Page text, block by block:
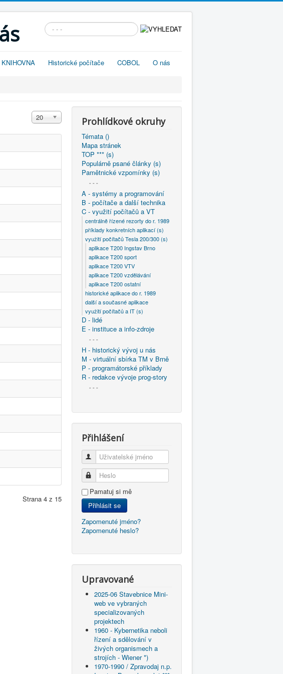
Vyhledávání...
KNIHOVNA Historické počítače COBOL O nás
Zobrazit
20
Strana 4 z 15
Prohlídkové okruhy
Témata ()
Mapa stránek
TOP *** (s)
Populárně psané články (s)
Pamětnické vzpomínky (s)
- - -
A - systémy a programování
B - počítače a další technika
C - využití počítačů a VT
centrálně řízené rezorty do r. 1989
příklady konkretních aplikací (s)
využití počítačů Tesla 200/300 (s)
aplikace T200 Ingstav Brno
aplikace T200 sport
aplikace T200 VTV
aplikace T200 vzdělávání
aplikace T200 ostatní
historické aplikace do r. 1989
další a současné aplikace
využití počítačů a IT (s)
D - lidé
E - instituce a info-zdroje
- - -
H - historický vývoj u nás
M - virtuální sbírka TM v Brně
P - programátorské příklady
R - redakce vývoje prog-story
- - -
Přihlášení
Uživatelské jméno
Heslo
Pamatuj si mě
Přihlásit se
Zapomenuté jméno?
Zapomenuté heslo?
Upravované
2025-06 Stavebnice Mini-
web ve vybraných
specializovaných
projektech
1960 - Kybernetika neboli
řízení a sdělování v
živých organismech a
strojích - Wiener *)
1970-1990 / Zpravodaj n.p.